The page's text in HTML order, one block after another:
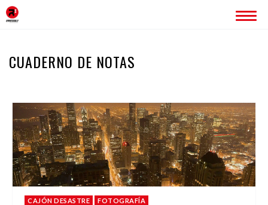
SERVICIOS
IMAGEN CORPORATIVA
PÁGINAS WEB
ROTULACIÓN
PUBLICIDAD
PROYECTOS
CUADERNO DE NOTAS
CAJÓN DESASTRE FOTOGRAFÍA